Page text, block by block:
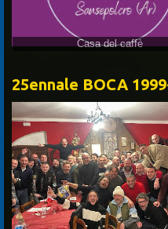
25ennale BOCA